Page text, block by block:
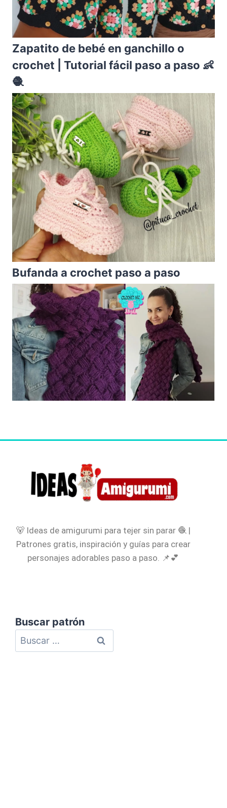
Zapatito de bebé en ganchillo o
crochet | Tutorial fácil paso a paso 👶
🧶
Bufanda a crochet paso a paso
🐻 Ideas de amigurumi para tejer sin parar 🧶 |
Patrones gratis, inspiración y guías para crear
personajes adorables paso a paso. 📌💕
Buscar patrón